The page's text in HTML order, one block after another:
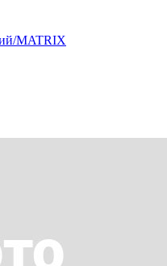
MATRIX